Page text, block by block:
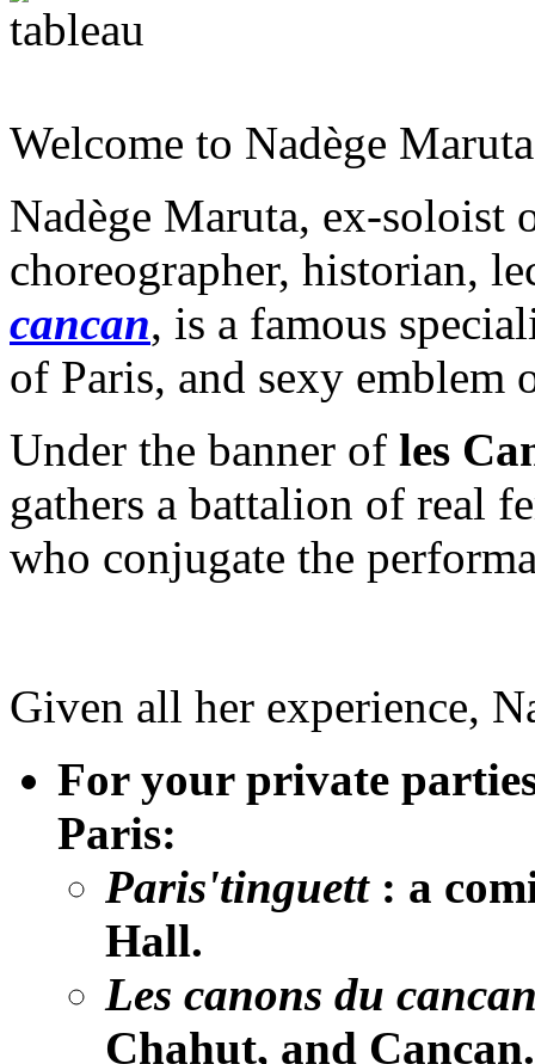
Welcome to Nadège
Nadège Maruta, ex-soloist
choreographer, historian,
cancan, is a famous
of Paris, and sexy emblem
Under the banner of les
gathers a battalion of real
who conjugate the
Given all her experience,
For your private
Paris:
Paris'tinguett: a
Hall.
Les canons du
Chahut, and Cancan.